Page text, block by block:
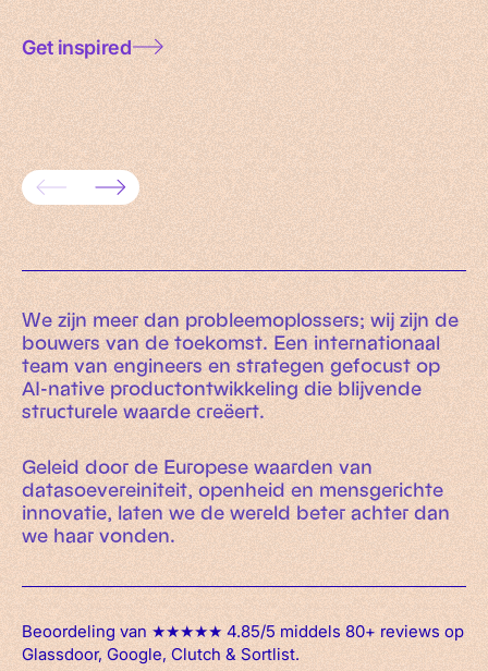
Get inspired
Data governance for AI: a practical
framework for trusted enterprise
systems
AI
We zijn meer dan probleemoplossers; wij zijn de
bouwers van de toekomst. Een internationaal
team van engineers en strategen gefocust op
AI-native productontwikkeling die blijvende
structurele waarde creëert.
Geleid door de Europese waarden van
datasoevereiniteit, openheid en mensgerichte
innovatie, laten we de wereld beter achter dan
we haar vonden.
Beoordeling van ★★★★★ 4.85/5 middels 80+ reviews op
Glassdoor, Google, Clutch & Sortlist.